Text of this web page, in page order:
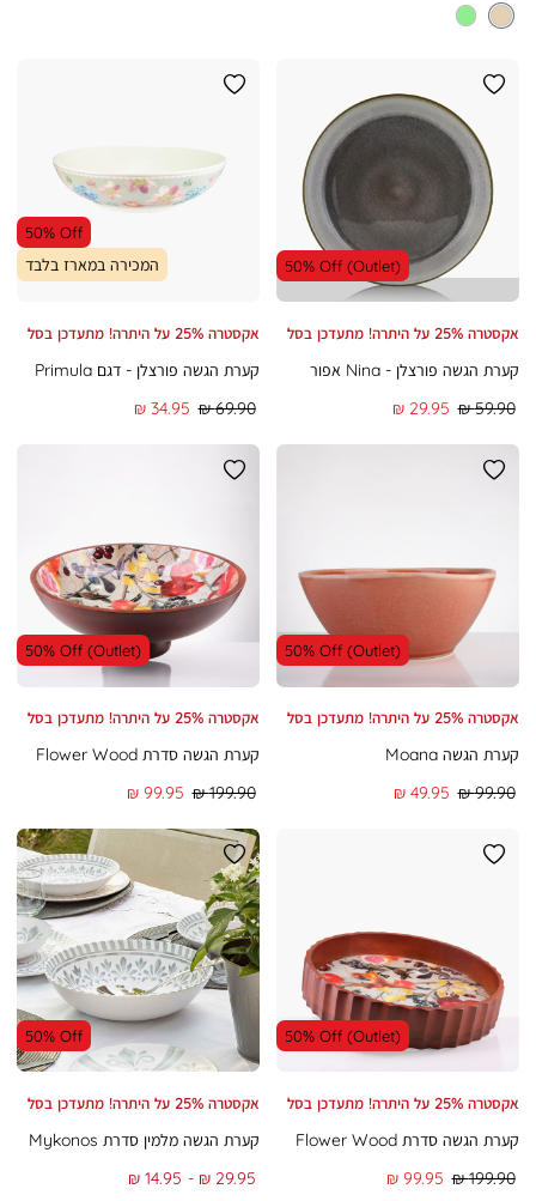
Price
50% Off (Outlet)
אקסטרה 25% על היתרה! מתעדכן בסל
קערת הגשה פורצלן - Nina אפור
מחיר
29.95 ₪
מחיר
59.90 ₪
50% Off
המכירה במארז בלבד
אקסטרה 25% על היתרה! מתעדכן בסל
קערת הגשה פורצלן - דגם Primula
מחיר
34.95 ₪
מחיר
69.90 ₪
50% Off (Outlet)
אקסטרה 25% על היתרה! מתעדכן בסל
קערת הגשה Moana
מחיר
49.95 ₪
מחיר
99.90 ₪
50% Off (Outlet)
אקסטרה 25% על היתרה! מתעדכן בסל
קערת הגשה סדרת Flower Wood
מחיר
99.95 ₪
מחיר
199.90 ₪
50% Off (Outlet)
אקסטרה 25% על היתרה! מתעדכן בסל
קערת הגשה סדרת Flower Wood
מחיר
99.95 ₪
מחיר
199.90 ₪
50% Off
אקסטרה 25% על היתרה! מתעדכן בסל
קערת הגשה מלמין סדרת Mykonos
From
14.95 ₪ To
29.95 ₪